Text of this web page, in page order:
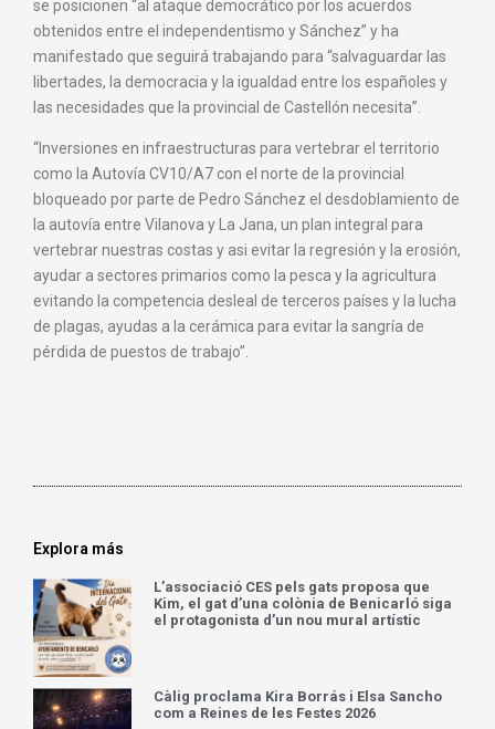
se posicionen “al ataque democrático por los acuerdos
obtenidos entre el independentismo y Sánchez” y ha
manifestado que seguirá trabajando para “salvaguardar las
libertades, la democracia y la igualdad entre los españoles y
las necesidades que la provincial de Castellón necesita”.
“Inversiones en infraestructuras para vertebrar el territorio
como la Autovía CV10/A7 con el norte de la provincial
bloqueado por parte de Pedro Sánchez el desdoblamiento de
la autovía entre Vilanova y La Jana, un plan integral para
vertebrar nuestras costas y asi evitar la regresión y la erosión,
ayudar a sectores primarios como la pesca y la agricultura
evitando la competencia desleal de terceros países y la lucha
de plagas, ayudas a la cerámica para evitar la sangría de
pérdida de puestos de trabajo”.
Explora más
L’associació CES pels gats proposa que
Kim, el gat d’una colònia de Benicarló siga
el protagonista d’un nou mural artístic
Càlig proclama Kira Borrás i Elsa Sancho
com a Reines de les Festes 2026